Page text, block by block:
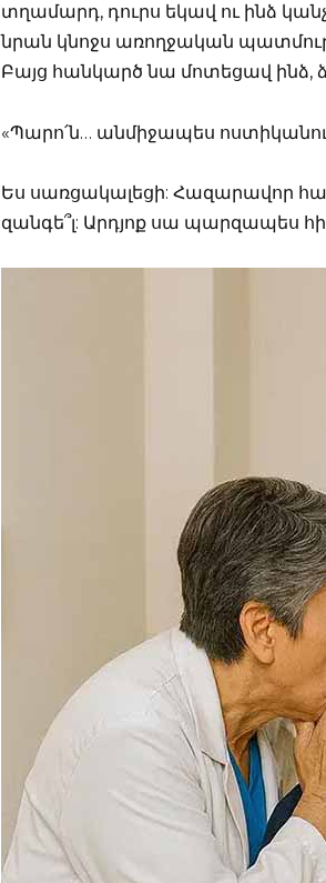
տղամարդ, դուրս եկավ ու ինձ
նրան կնոջս առողջական
Բայց հանկարծ նա մոտեցավ ինձ,
«Պարո՛ն… անմիջապես
Ես սառցակալեցի: Հազարավոր
զանգե՞լ: Արդյոք սա պարզապես